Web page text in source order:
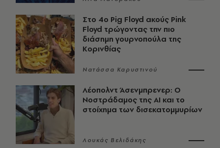
Στο 4ο Pig Floyd ακούς Pink
Floyd τρώγοντας την πιο
διάσημη γουρνοπούλα της
Κορινθίας
Νατάσσα Καρυστινού
Λέοπολντ Άσενμπρενερ: Ο
Νοστράδαμος της AI και το
στοίχημα των δισεκατομμυρίων
Λουκάς Βελιδάκης